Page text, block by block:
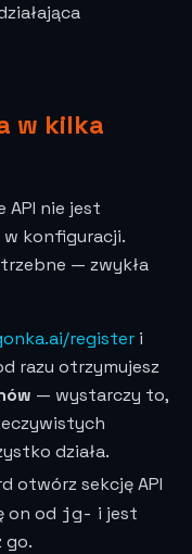
w kilka
API nie jest
konfiguracji.
— zwykła
register i
razu otrzymujesz
— wystarczy to,
działa.
otwórz sekcję API
on od jg- i jest
go.